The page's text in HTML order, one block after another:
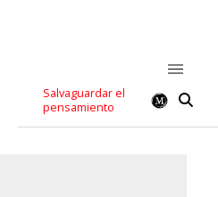
Salvaguardar el
pensamiento